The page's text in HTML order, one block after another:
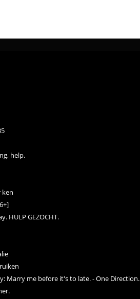
help.
ken
HULP GEZOCHT.
Marry me before it's to late. - One Direction.